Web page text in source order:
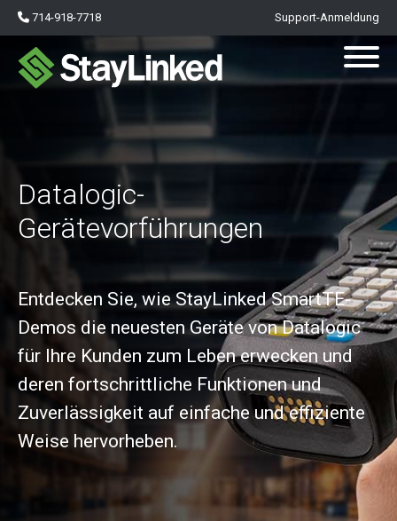
714-918-7718 Support-Anmeldung
Datalogic-
Gerätevorführungen
Entdecken Sie, wie StayLinked SmartTE-
Demos die neuesten Geräte von Datalogic
für Ihre Kunden zum Leben erwecken und
deren fortschrittliche Funktionen und
Zuverlässigkeit auf einfache und effiziente
Weise hervorheben.